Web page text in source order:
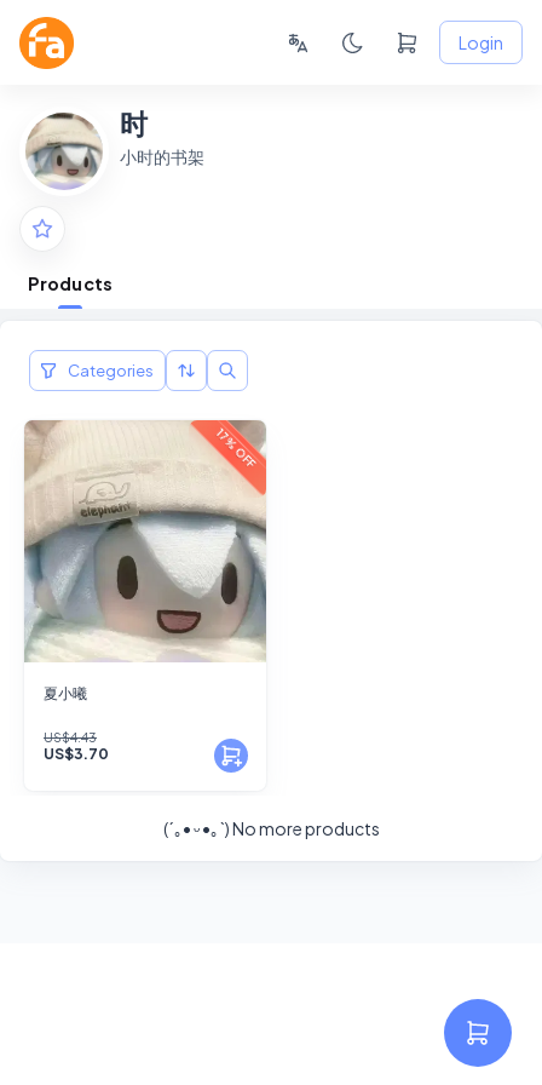
Login
时
小时的书架
Products
Categories
17% OFF
夏小曦
US$4.43
US$3.70
(´｡• ᵕ •｡`)No more products